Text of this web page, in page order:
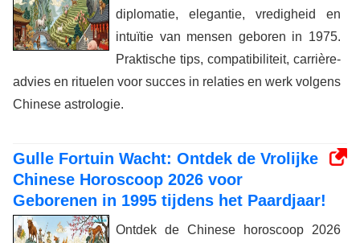
diplomatie, elegantie, vredigheid en
intuïtie van mensen geboren in 1975.
Praktische tips, compatibiliteit, carrière-
advies en rituelen voor succes in relaties en werk volgens
Chinese astrologie.
Gulle Fortuin Wacht: Ontdek de Vrolijke
Chinese Horoscoop 2026 voor
Geborenen in 1995 tijdens het Paardjaar!
Ontdek de Chinese horoscoop 2026